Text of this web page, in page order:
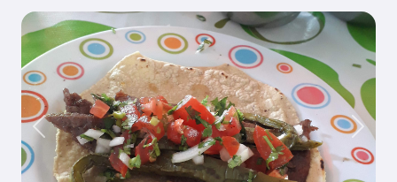
Previous Next